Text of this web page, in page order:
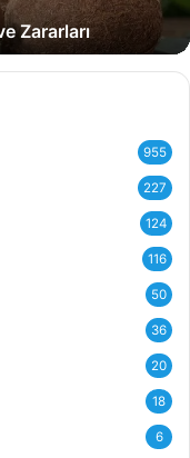
Zararları
955
227
124
116
50
36
20
18
6